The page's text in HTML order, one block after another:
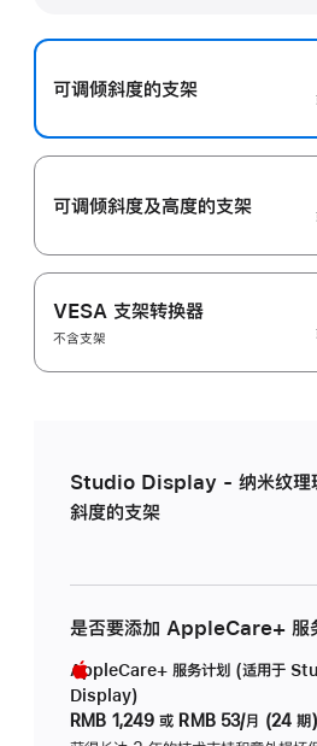
可调倾斜度的支架
可调倾斜度及高‍度的支‍架
VESA 支架转换器
不含支架
Studio Display - 纳米纹理
斜度的支架
是否要添加 AppleCare+ 服
AppleCare+ 服务计划 (适用于
Display)
RMB 1,249 或 RMB 53/月 (24 期)